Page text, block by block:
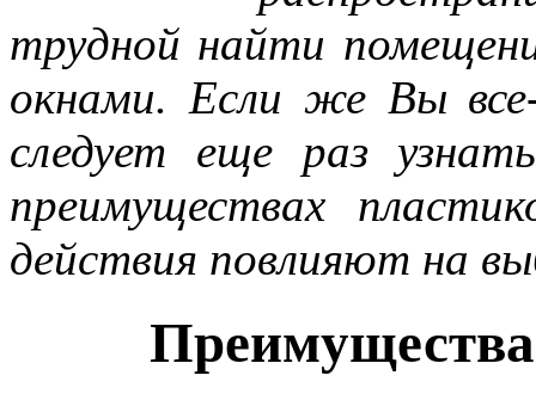
трудной найти
окнами. Если же Вы
следует еще раз
преимуществах
действия повлияют на